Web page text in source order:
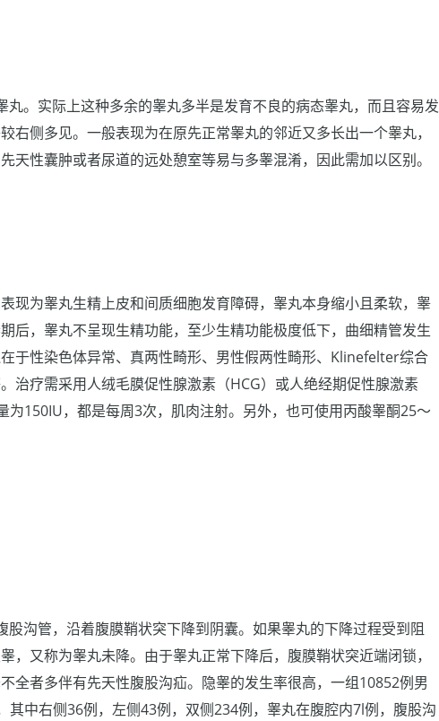
。实际上这种多余的睾丸多半是发育不良的病态睾丸，而且容易发
右侧多见。一般表现为在原先正常睾丸的邻近又多长出一个睾丸，
天性囊肿或者尿道的远处憩室等易与多睾混淆，因此需加以区别。
现为睾丸生精上皮和间质细胞发育障碍，睾丸本身缩小且柔软，睾
后，睾丸不呈现生精功能，至少生精功能极度低下，曲细精管发生
于性染色体异常、真两性畸形、男性假两性畸形、Klinefelter综合
治疗需采用人绒毛膜促性腺激素（HCG）或人绝经期促性腺激素
为150IU，都是每周3次，肌肉注射。另外，也可使用丙酸睾酮25～
沟管，沿着腹膜鞘状突下降到阴囊。如果睾丸的下降过程受到阻
，又称为睾丸未降。由于睾丸正常下降后，腹膜鞘状突近端闭锁，
全者多伴有先天性腹股沟疝。隐睾的发生率很高，一组10852例男
其中右侧36例，左侧43例，双侧234例，睾丸在腹腔内7l例，腹股沟